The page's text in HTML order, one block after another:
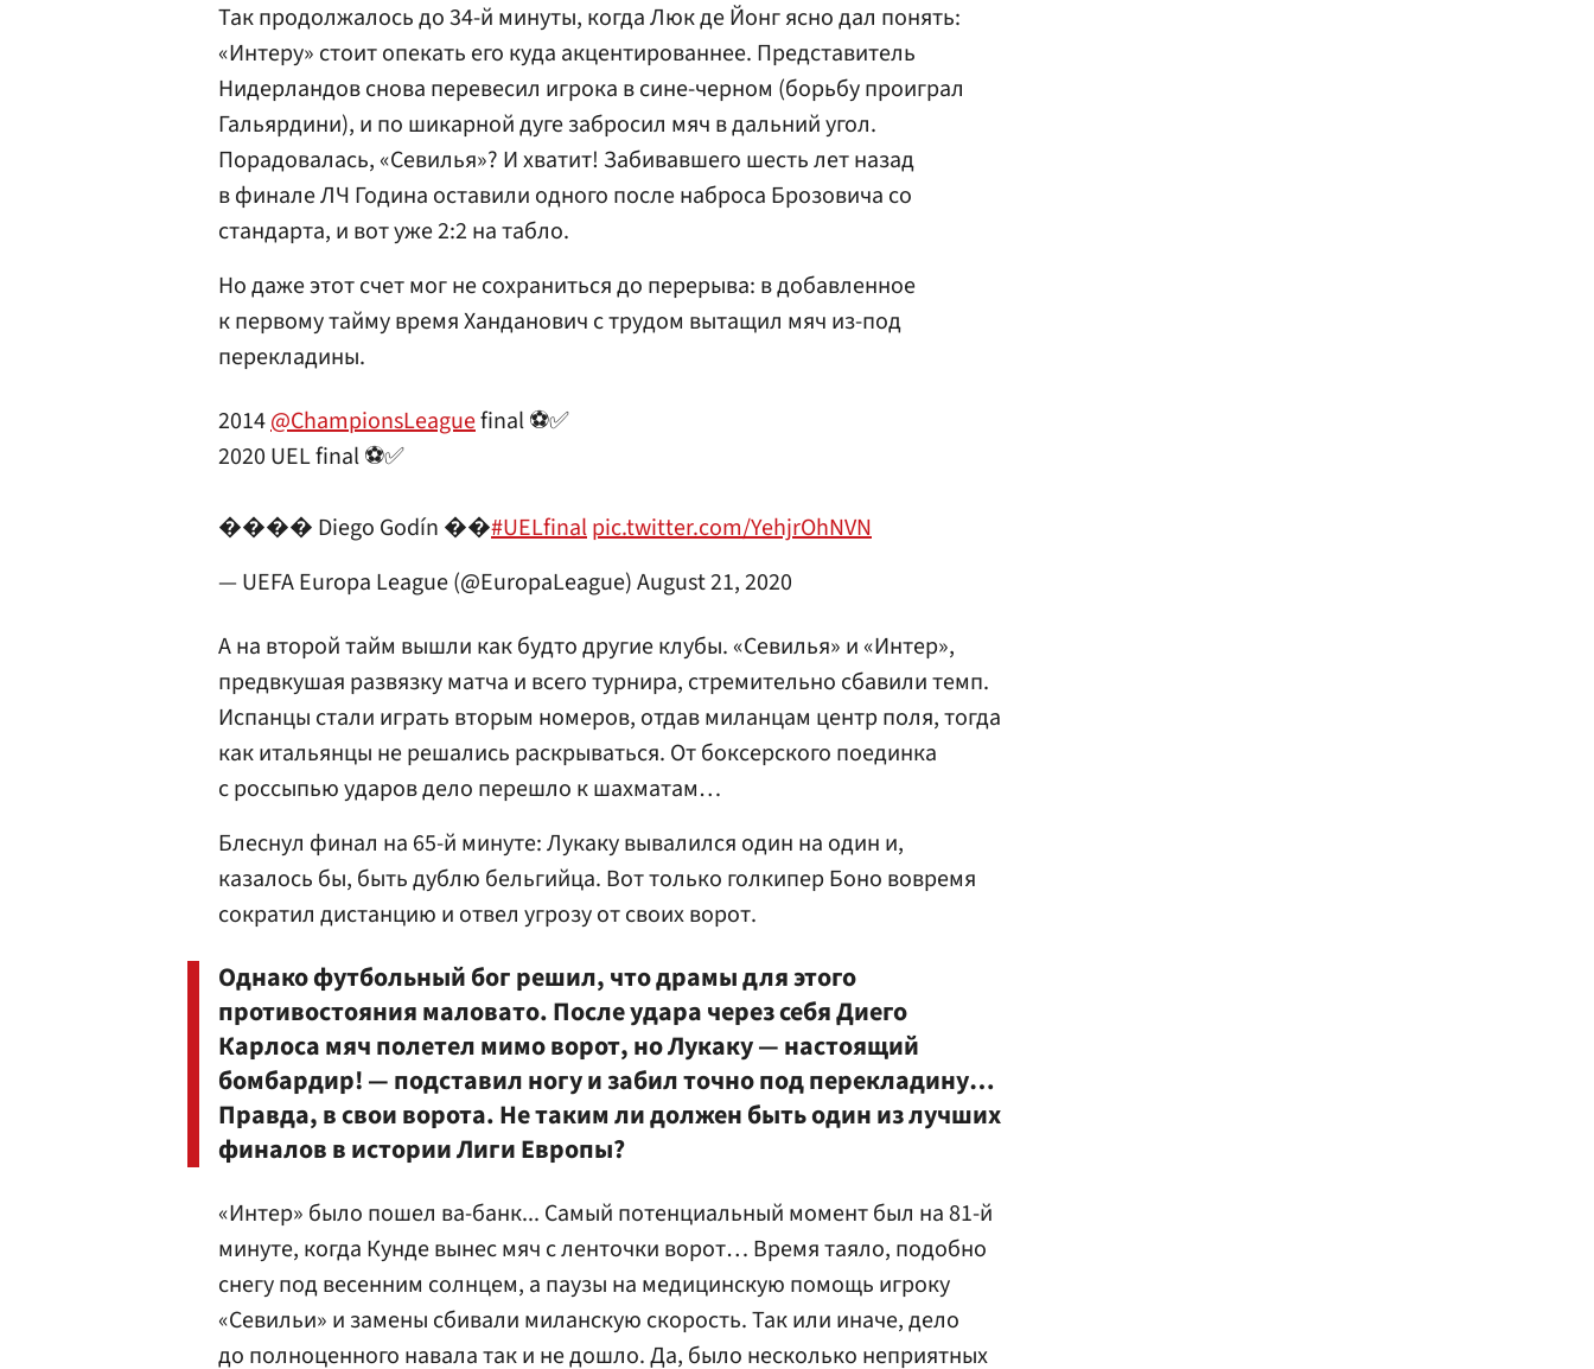
Так продолжалось до 34-й минуты, когда Люк де Йонг ясно дал понять:
«Интеру» стоит опекать его куда акцентированнее. Представитель
Нидерландов снова перевесил игрока в сине-черном (борьбу проиграл
Гальярдини), и по шикарной дуге забросил мяч в дальний угол.
Порадовалась, «Севилья»? И хватит! Забивавшего шесть лет назад
в финале ЛЧ Година оставили одного после наброса Брозовича со
стандарта, и вот уже 2:2 на табло.
Но даже этот счет мог не сохраниться до перерыва: в добавленное
к первому тайму время Ханданович с трудом вытащил мяч из-под
перекладины.
2014@ChampionsLeaguefinal ⚽️✅
2020 UEL final ⚽️✅
���� Diego Godín ��#UELfinalpic.twitter.com/YehjrOhNVN
— UEFA Europa League (@EuropaLeague)August 21, 2020
А на второй тайм вышли как будто другие клубы. «Севилья» и «Интер»,
предвкушая развязку матча и всего турнира, стремительно сбавили темп.
Испанцы стали играть вторым номеров, отдав миланцам центр поля, тогда
как итальянцы не решались раскрываться. От боксерского поединка
с россыпью ударов дело перешло к шахматам…
Блеснул финал на 65-й минуте: Лукаку вывалился один на один и,
казалось бы, быть дублю бельгийца. Вот только голкипер Боно вовремя
сократил дистанцию и отвел угрозу от своих ворот.
Однако футбольный бог решил, что драмы для этого
противостояния маловато. После удара через себя Диего
Карлоса мяч полетел мимо ворот, но Лукаку — настоящий
бомбардир! — подставил ногу и забил точно под перекладину…
Правда, в свои ворота. Не таким ли должен быть один из лучших
финалов в истории Лиги Европы?
«Интер» было пошел ва-банк... Самый потенциальный момент был на 81-й
минуте, когда Кунде вынес мяч с ленточки ворот… Время таяло, подобно
снегу под весенним солнцем, а паузы на медицинскую помощь игроку
«Севильи» и замены сбивали миланскую скорость. Так или иначе, дело
до полноценного навала так и не дошло. Да, было несколько неприятных